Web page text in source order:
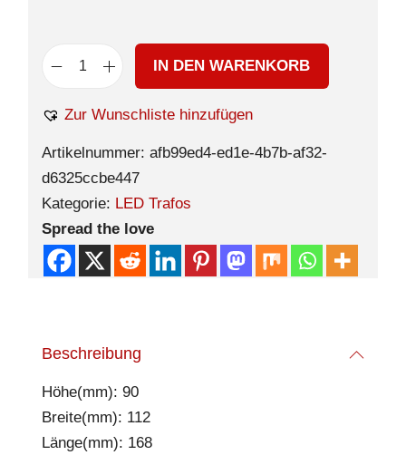
IN DEN WARENKORB
Zur Wunschliste hinzufügen
Artikelnummer: afb99ed4-ed1e-4b7b-af32-
d6325ccbe447
Kategorie: LED Trafos
Spread the love
Beschreibung
Höhe(mm): 90
Breite(mm): 112
Länge(mm): 168